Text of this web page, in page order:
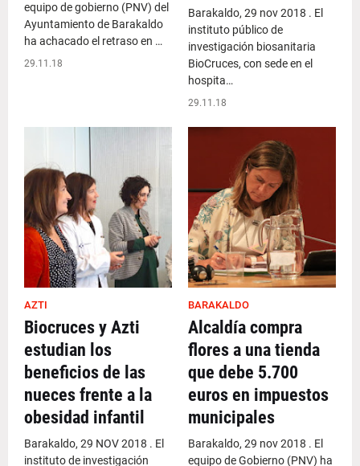
equipo de gobierno (PNV) del
Ayuntamiento de Barakaldo
ha achacado el retraso en …
29.11.18
Barakaldo, 29 nov 2018 . El
instituto público de
investigación biosanitaria
BioCruces, con sede en el
hospita…
29.11.18
AZTI
Biocruces y Azti
estudian los
beneficios de las
nueces frente a la
obesidad infantil
Barakaldo, 29 NOV 2018 . El
instituto de investigación
BARAKALDO
Alcaldía compra
flores a una tienda
que debe 5.700
euros en impuestos
municipales
Barakaldo, 29 nov 2018 . El
equipo de Gobierno (PNV) ha